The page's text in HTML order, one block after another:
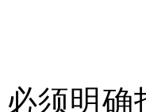
必须明确